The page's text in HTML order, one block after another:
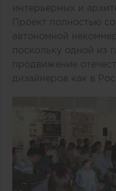
интерьерных и
Проект полностью
автономной
поскольку одной из
продвижение
дизайнеров как в